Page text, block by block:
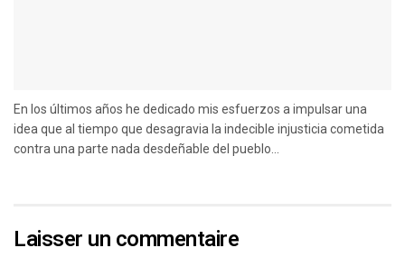
En los últimos años he dedicado mis esfuerzos a impulsar una
idea que al tiempo que desagravia la indecible injusticia cometida
contra una parte nada desdeñable del pueblo...
Laisser un commentaire